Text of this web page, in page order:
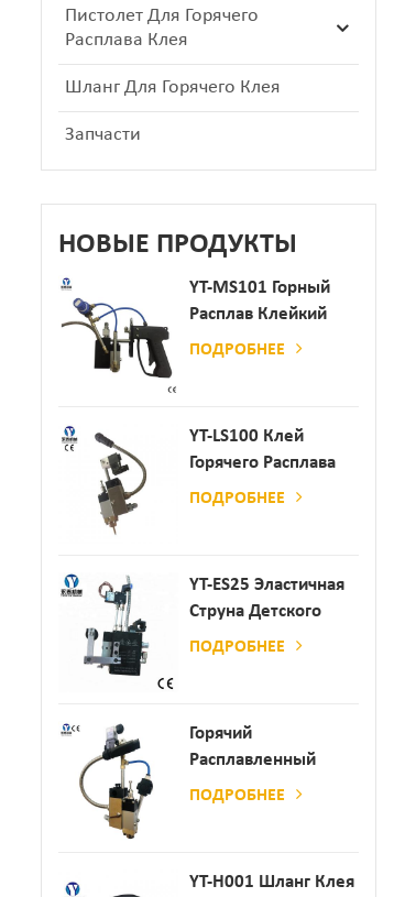
Пистолет Для Горячего
Расплава Клея
Шланг Для Горячего Клея
Запчасти
НОВЫЕ ПРОДУКТЫ
YT-MS101 Горный
Расплав Клейкий
Распылительный
ПОДРОБНЕЕ
YT-LS100 Клей
Горячего Расплава
Клея
ПОДРОБНЕЕ
YT-ES25 Эластичная
Струна Детского
Пеленки
ПОДРОБНЕЕ
Горячий
Расплавленный
Клей
ПОДРОБНЕЕ
YT-H001 Шланг Клея